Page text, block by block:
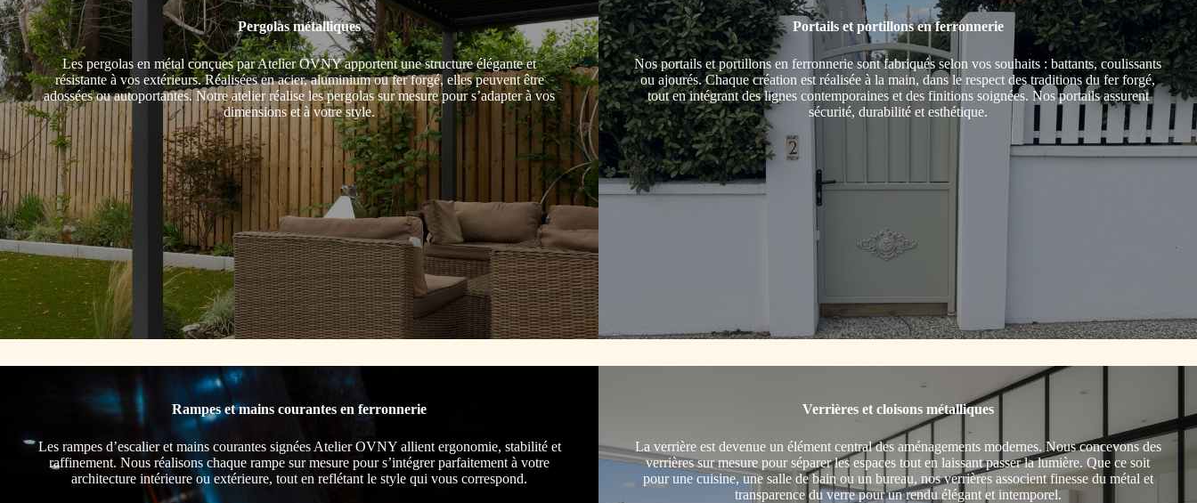
Pergolas métalliques
Les pergolas en métal conçues par Atelier OVNY apportent une structure élégante et
résistante à vos extérieurs. Réalisées en acier, aluminium ou fer forgé, elles peuvent être
adossées ou autoportantes. Notre atelier réalise les pergolas sur mesure pour s’adapter à vos
dimensions et à votre style.
Portails et portillons en ferronnerie
Nos portails et portillons en ferronnerie sont fabriqués selon vos souhaits : battants, coulissants
ou ajourés. Chaque création est réalisée à la main, dans le respect des traditions du fer forgé,
tout en intégrant des lignes contemporaines et des finitions soignées. Nos portails assurent
sécurité, durabilité et esthétique.
Rampes et mains courantes en ferronnerie
Les rampes d’escalier et mains courantes signées Atelier OVNY allient ergonomie, stabilité et
raffinement. Nous réalisons chaque rampe sur mesure pour s’intégrer parfaitement à votre
architecture intérieure ou extérieure, tout en reflétant le style qui vous correspond.
Verrières et cloisons métalliques
La verrière est devenue un élément central des aménagements modernes. Nous concevons des
verrières sur mesure pour séparer les espaces tout en laissant passer la lumière. Que ce soit
pour une cuisine, une salle de bain ou un bureau, nos verrières associent finesse du métal et
transparence du verre pour un rendu élégant et intemporel.